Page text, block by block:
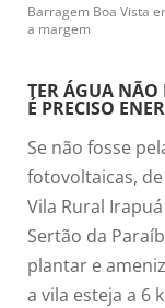
Barragem Boa Vista
a margem
TER ÁGUA NÃO
É PRECISO
Se não fosse
fotovoltaicas,
Vila Rural
Sertão da
plantar e
a vila esteja a 6